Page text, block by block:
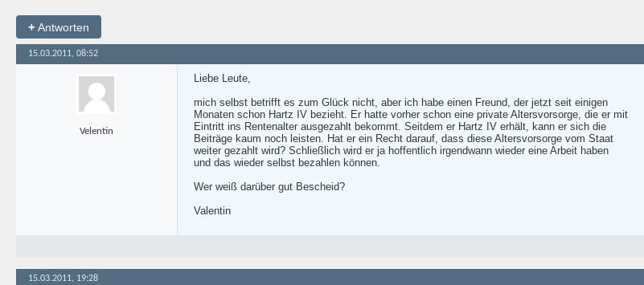
+Antworten
15.03.2011, 08:52
Velentin
Liebe Leute,
mich selbst betrifft es zum Glück nicht, aber ich habe einen Freund, der jetzt seit einigen
Monaten schon Hartz IV bezieht. Er hatte vorher schon eine private Altersvorsorge, die er mit
Eintritt ins Rentenalter ausgezahlt bekommt. Seitdem er Hartz IV erhält, kann er sich die
Beiträge kaum noch leisten. Hat er ein Recht darauf, dass diese Altersvorsorge vom Staat
weiter gezahlt wird? Schließlich wird er ja hoffentlich irgendwann wieder eine Arbeit haben
und das wieder selbst bezahlen können.
Wer weiß darüber gut Bescheid?
Valentin
15.03.2011, 19:28